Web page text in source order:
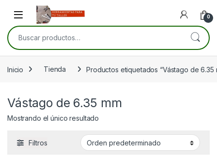
Skip to navigation
Skip to content
Open 0
Buscar por:
Inicio Tienda Productos etiquetados “Vástago de 6.35
Vástago de 6.35 mm
Mostrando el único resultado
Filtros